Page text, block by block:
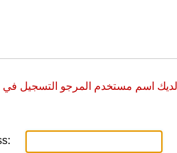
اسم مستخدم المرجو التسجيل